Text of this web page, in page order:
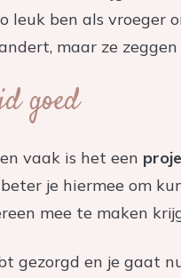
leuk ben als vroeger
maar ze
goed
vaak is het een
je hiermee om
mee te maken
gezorgd en je gaat